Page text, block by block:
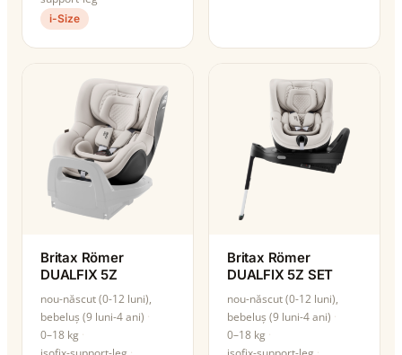
i-Size
Britax Römer
DUALFIX 5Z
nou-născut (0-12 luni),
bebeluș (9 luni-4 ani)
0–18 kg
Britax Römer
DUALFIX 5Z SET
nou-născut (0-12 luni),
bebeluș (9 luni-4 ani)
0–18 kg